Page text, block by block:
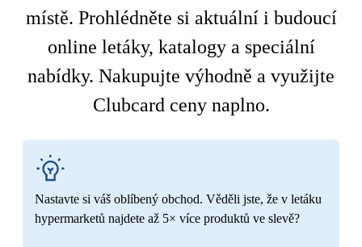
místě. Prohlédněte si aktuální i budoucí
online letáky, katalogy a speciální
nabídky. Nakupujte výhodně a využijte
Clubcard ceny naplno.
Nastavte si váš oblíbený obchod. Věděli jste, že v letáku
hypermarketů najdete až 5× více produktů ve slevě?